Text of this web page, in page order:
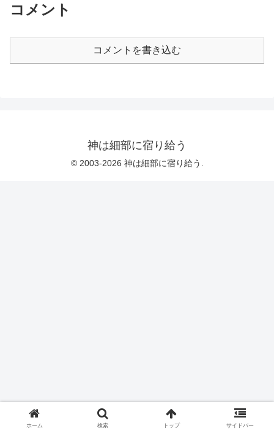
況が悪化すれば、最悪買収と経営陣の入
れ替えによって強制的に変わってしま
は、全くな...
コメント
コメントを書き込む
神は細部に宿り給う
© 2003-2026 神は細部に宿り給う.
ホーム 検索 トップ サイドバー